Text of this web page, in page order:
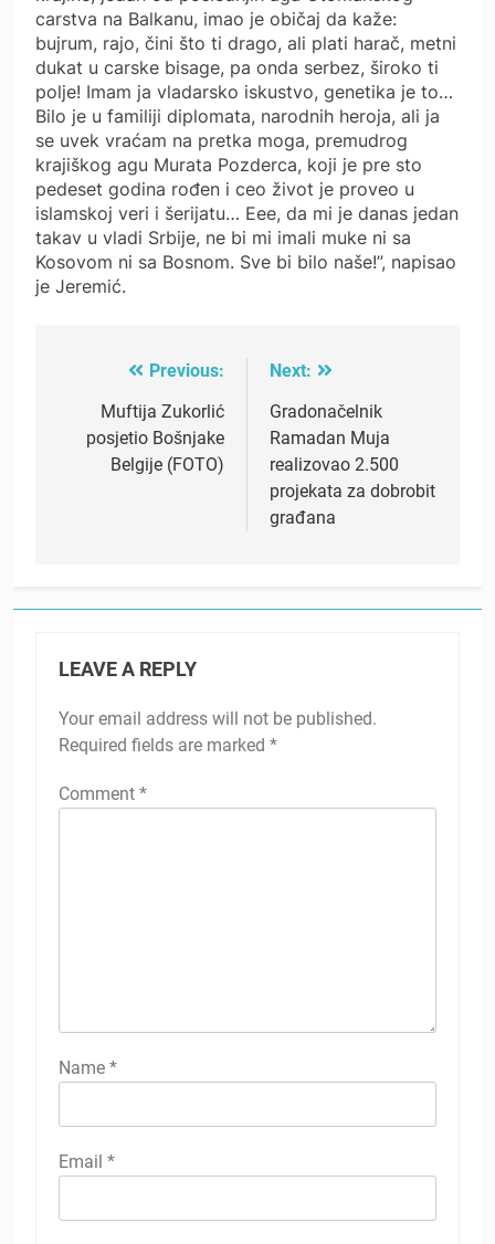
carstva na Balkanu, imao je običaj da kaže:
bujrum, rajo, čini što ti drago, ali plati harač, metni
dukat u carske bisage, pa onda serbez, široko ti
polje! Imam ja vladarsko iskustvo, genetika je to…
Bilo je u familiji diplomata, narodnih heroja, ali ja
se uvek vraćam na pretka moga, premudrog
krajiškog agu Murata Pozderca, koji je pre sto
pedeset godina rođen i ceo život je proveo u
islamskoj veri i šerijatu… Eee, da mi je danas jedan
takav u vladi Srbije, ne bi mi imali muke ni sa
Kosovom ni sa Bosnom. Sve bi bilo naše!”, napisao
je Jeremić.
navigation
Previous:
Muftija Zukorlić
posjetio Bošnjake
Belgije (FOTO)
Next:
Gradonačelnik
Ramadan Muja
realizovao 2.500
projekata za dobrobit
građana
LEAVE A REPLY
Your email address will not be published.
Required fields are marked *
Comment *
Name *
Email *